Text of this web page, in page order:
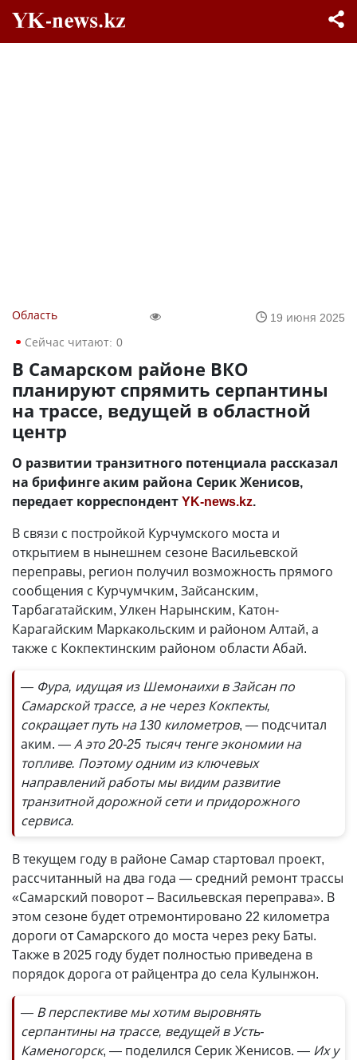
Область
19 июня 2025
Сейчас читают: 0
В Самарском районе ВКО
планируют спрямить серпантины
на трассе, ведущей в областной
центр
О развитии транзитного потенциала рассказал
на брифинге аким района Серик Женисов,
передает корреспондентYK-news.kz.
В связи с постройкой Курчумского моста и
открытием в нынешнем сезоне Васильевской
переправы, регион получил возможность прямого
сообщения с Курчумчким, Зайсанским,
Тарбагатайским, Улкен Нарынским, Катон-
Карагайским Маркакольским и районом Алтай, а
также с Кокпектинским районом области Абай.
— Фура, идущая из Шемонаихи в Зайсан по
Самарской трассе, а не через Кокпекты,
сокращает путь на 130 километров, — подсчитал
аким. — А это 20-25 тысяч тенге экономии на
топливе. Поэтому одним из ключевых
направлений работы мы видим развитие
транзитной дорожной сети и придорожного
сервиса.
В текущем году в районе Самар стартовал проект,
рассчитанный на два года — средний ремонт трассы
«Самарский поворот – Васильевская переправа». В
этом сезоне будет отремонтировано 22 километра
дороги от Самарского до моста через реку Баты.
Также в 2025 году будет полностью приведена в
порядок дорога от райцентра до села Кулынжон.
— В перспективе мы хотим выровнять
серпантины на трассе, ведущей в Усть-
Каменогорск, — поделился Серик Женисов. — Их у